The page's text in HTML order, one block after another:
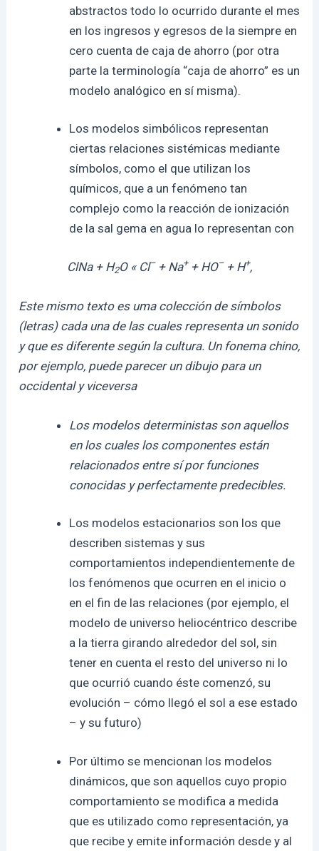
abstractos todo lo ocurrido durante el mes
en los ingresos y egresos de la siempre en
cero cuenta de caja de ahorro (por otra
parte la terminología “caja de ahorro” es un
modelo analógico en sí misma).
Los modelos simbólicos representan
ciertas relaciones sistémicas mediante
símbolos, como el que utilizan los
químicos, que a un fenómeno tan
complejo como la reacción de ionización
de la sal gema en agua lo representan con
ClNa + H2O « Cl–+ Na++ HO–+ H+,
Este mismo texto es uma colección de símbolos
(letras) cada una de las cuales representa un sonido
y que es diferente según la cultura. Un fonema chino,
por ejemplo, puede parecer un dibujo para un
occidental y viceversa
Los modelos deterministas son aquellos
en los cuales los componentes están
relacionados entre sí por funciones
conocidas y perfectamente predecibles.
Los modelos estacionarios son los que
describen sistemas y sus
comportamientos independientemente de
los fenómenos que ocurren en el inicio o
en el fin de las relaciones (por ejemplo, el
modelo de universo heliocéntrico describe
a la tierra girando alrededor del sol, sin
tener en cuenta el resto del universo ni lo
que ocurrió cuando éste comenzó, su
evolución – cómo llegó el sol a ese estado
– y su futuro)
Por último se mencionan los modelos
dinámicos, que son aquellos cuyo propio
comportamiento se modifica a medida
que es utilizado como representación, ya
que recibe y emite información desde y al